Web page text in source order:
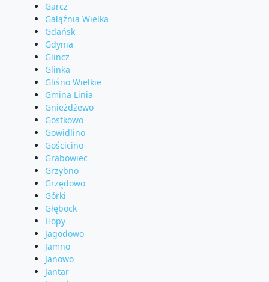
Garcz
Gałąźnia Wielka
Gdańsk
Gdynia
Glincz
Glinka
Gliśno Wielkie
Gmina Linia
Gnieżdżewo
Gostkowo
Gowidlino
Gościcino
Grabowiec
Grzybno
Grzędowo
Górki
Głębock
Hopy
Jagodowo
Jamno
Janowo
Jantar